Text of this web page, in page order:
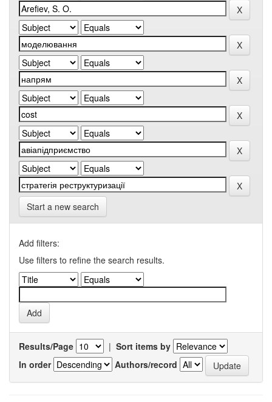
Start a new search
Add filters:
Use filters to refine the search results.
Results/Page | Sort items by
In order
Authors/record